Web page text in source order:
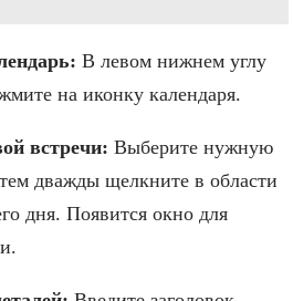
В левом нижнем углу
на иконку календаря.
встречи: Выберите нужную
дважды щелкните в области
дня. Появится окно для